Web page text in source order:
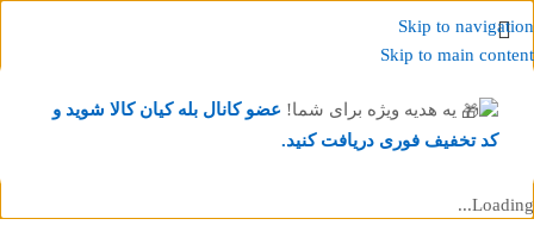
یه هدیه ویژه برای شما! عضو کانال بله کیان کالا شوید و
کد تخفیف فوری دریافت کنید.
Loading...
Skip to navigation
Skip to main content